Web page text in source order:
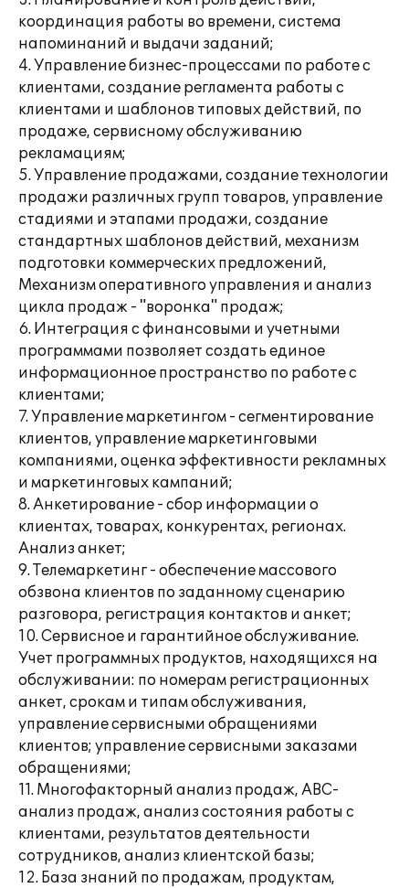
координация работы во времени, система
напоминаний и выдачи заданий;
4. Управление бизнес-процессами по работе с
клиентами, создание регламента работы с
клиентами и шаблонов типовых действий, по
продаже, сервисному обслуживанию
рекламациям;
5. Управление продажами, создание технологии
продажи различных групп товаров, управление
стадиями и этапами продажи, создание
стандартных шаблонов действий, механизм
подготовки коммерческих предложений,
Механизм оперативного управления и анализ
цикла продаж - "воронка" продаж;
6. Интеграция с финансовыми и учетными
программами позволяет создать единое
информационное пространство по работе с
клиентами;
7. Управление маркетингом - сегментирование
клиентов, управление маркетинговыми
компаниями, оценка эффективности рекламных
и маркетинговых кампаний;
8. Анкетирование - сбор информации о
клиентах, товарах, конкурентах, регионах.
Анализ анкет;
9. Телемаркетинг - обеспечение массового
обзвона клиентов по заданному сценарию
разговора, регистрация контактов и анкет;
10. Сервисное и гарантийное обслуживание.
Учет программных продуктов, находящихся на
обслуживании: по номерам регистрационных
анкет, срокам и типам обслуживания,
управление сервисными обращениями
клиентов; управление сервисными заказами
обращениями;
11. Многофакторный анализ продаж, АВС-
анализ продаж, анализ состояния работы с
клиентами, результатов деятельности
сотрудников, анализ клиентской базы;
12. База знаний по продажам, продуктам,